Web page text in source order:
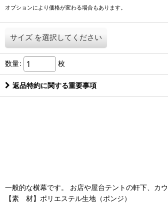
オプションにより価格が変わる場合もあります。
サイズ を選択してください
数量: 枚
返品特約に関する重要事項
一般的な横幕です。 お店や屋台テントの軒下、カ
【素 材】ポリエステル生地（ポンジ）